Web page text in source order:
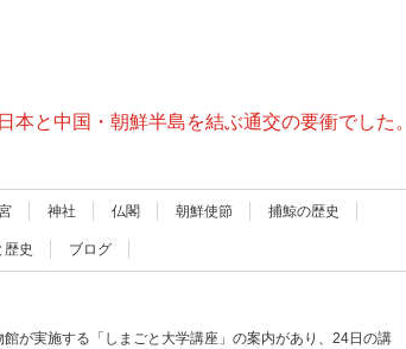
本と中国・朝鮮半島を結ぶ通交の要衝でした。
神社 仏閣 朝鮮使節 捕鯨の歴史
歴史 ブログ
が実施する「しまごと大学講座」の案内があり、24日の講